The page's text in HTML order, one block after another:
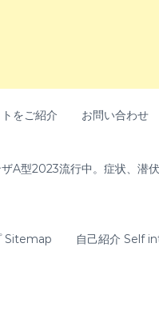
をご紹介 お問い合わせ
A型2023流行中。症状、潜
Sitemap 自己紹介 Self